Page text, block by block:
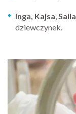
Inga, Kajsa Saila
dziewczynek.